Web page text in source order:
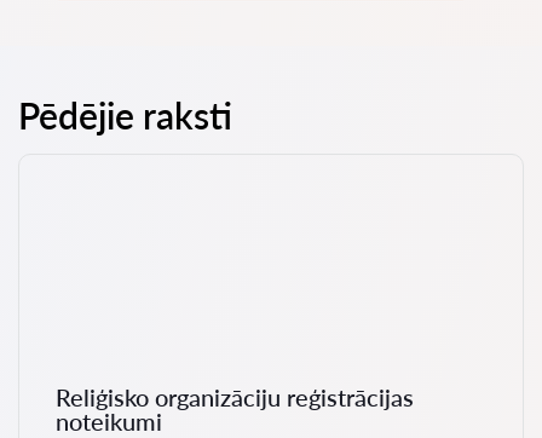
Pēdējie raksti
Reliģisko organizāciju reģistrācijas
noteikumi